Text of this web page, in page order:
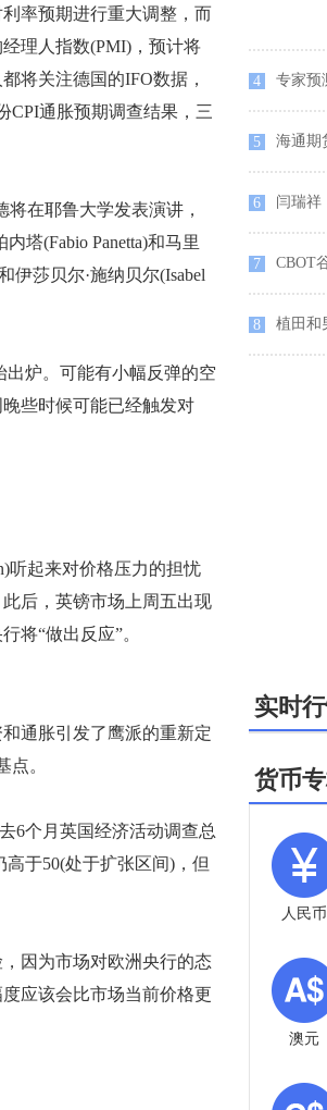
率预期进行重大调整，而
理人指数(PMI)，预计将
将关注德国的IFO数据，
CPI通胀预期调查结果，三
在耶鲁大学发表演讲，
塔(Fabio Panetta)和马里
伊莎贝尔·施纳贝尔(Isabel
炉。可能有小幅反弹的空
些时候可能已经触发对
听起来对价格压力的担忧
后，英镑市场上周五出现
将“做出反应”。
通胀引发了鹰派的重新定
点。
个月英国经济活动调查总
于50(处于扩张区间)，但
因为市场对欧洲央行的态
应该会比市场当前价格更
4 专家预
5 海通期货【
6 闫瑞祥
7 CBOT谷
8 植田和
实时
货币
人民币
澳元